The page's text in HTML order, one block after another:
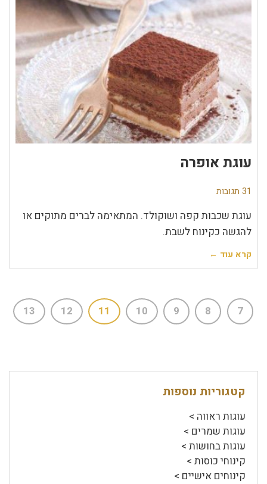
עוגת אופרה
31 תגובות
עוגת שכבות קפה ושוקולד. המתאימה לברים מתוקים או
להגשה כקינוח לשבת.
קרא עוד ←
7
8
9
10
11
12
13
קטגוריות נוספות
עוגות ראווה >
עוגות שמרים >
עוגות בחושות >
קינוחי כוסות >
קינוחים אישיים >